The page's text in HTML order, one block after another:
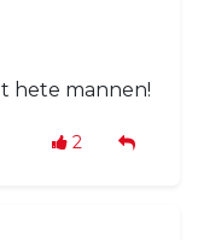
hete mannen!
2